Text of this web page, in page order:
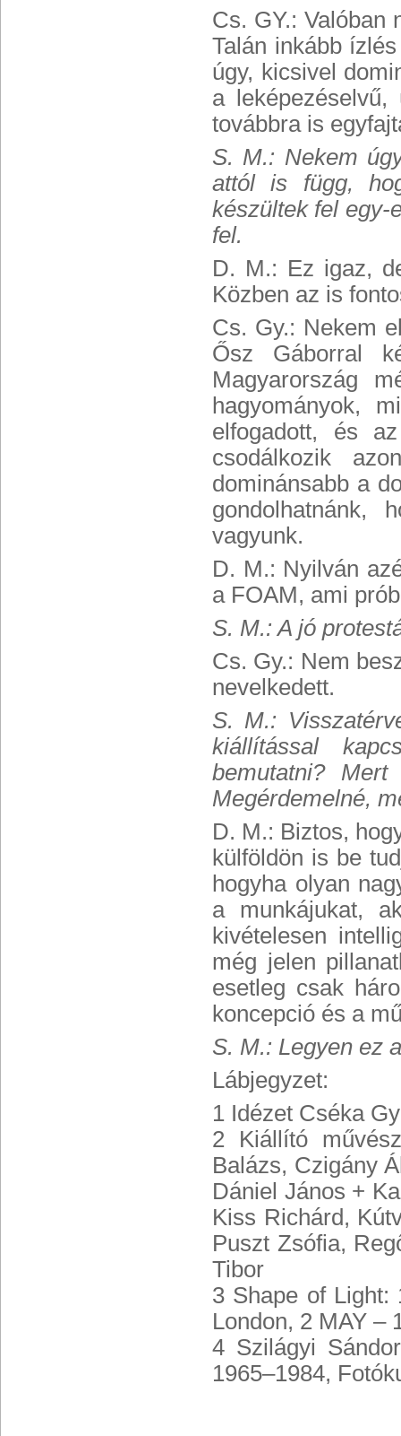
Cs. GY.: Valóban
Talán inkább
úgy, kicsivel
a leképezéselvű,
továbbra is
S. M.: Nekem
attól is függ,
készültek fel egy-
fel.
D. M.: Ez igaz,
Közben az is
Cs. Gy.: Nekem
Ősz Gáborral
Magyarország
hagyományok,
elfogadott, és
csodálkozik
dominánsabb a
gondolhatnánk,
vagyunk.
D. M.: Nyilván
a FOAM, ami
S. M.: A jó
Cs. Gy.: Nem
nevelkedett.
S. M.:
kiállítással
bemutatni?
Megérdemelné,
D. M.: Biztos,
külföldön is be
hogyha olyan
a munkájukat,
kivételesen
még jelen
esetleg csak
koncepció és a
S. M.: Legyen ez
Lábjegyzet:
1 Idézet Cséka
2 Kiállító
Balázs, Czigány
Dániel János +
Kiss Richárd,
Puszt Zsófia,
Tibor
3 Shape of Light:
London, 2 MAY –
4 Szilágyi
1965–1984,